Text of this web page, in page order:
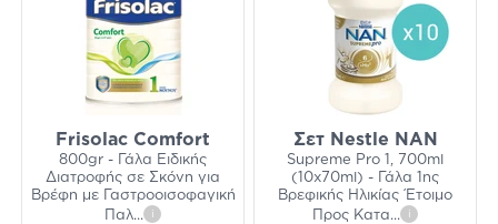
Frisolac Comfort
800gr - Γάλα Ειδικής
Διατροφής σε Σκόνη για
Βρέφη με Γαστροοισοφαγική
Παλ... i
Σετ Nestle NAN
Supreme Pro 1, 700ml
(10x70ml) - Γάλα 1ης
Βρεφικής Ηλικίας Έτοιμο
Προς Κατα... i